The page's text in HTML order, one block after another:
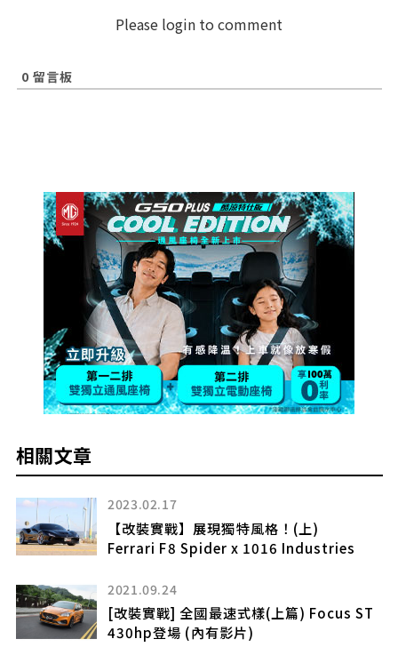
Please login to comment
0 留言板
相關文章
2023.07.07
【改裝實戰】 Nissan Altima個性化改造
(上)
2025.05.02
【改裝實戰】九代Camry氣壓改造(上)